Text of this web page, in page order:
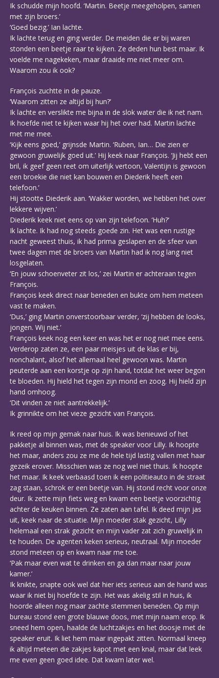
Ik schudde mijn hoofd. ‘Martin. Beetje meegeholpen, samen
met zijn broers.’
‘Goed bezig.’ Ian lachte.
Ik lachte terug en ging verder. De meiden die er bij waren
stonden een beetje raar te kijken. Ze deden hun best maar. Ik
voelde me nagekeken, maar draaide me niet meer om.
Waarom zou ik ook?
François zuchtte in de pauze.
‘Waarom zitten ze altijd bij hun?’
Ik lachte en verslikte me bijna in de slok water die ik net nam.
Ik hoefde niet te kijken waar hij het over had. Martin lachte
met me mee.
‘Kijk eens goed,’ grijnsde Martin. ‘Ruben, Ian… Die zien er
gewoon gruwelijk goed uit.’ Hij keek naar François. ‘Jij hebt een
bril, ik geef geen reet om uiterlijk vertoon, Valentijn is gewoon
een broekie die niet kan bouwen en Diederik heeft een
telefoon.’
Hij stootte Diederik aan. ‘Wakker worden, we hebben het over
lekkere wijven.’
Diederik keek niet eens op van zijn telefoon. ‘Huh?’
Ik lachte. Ik had nog steeds goede zin. Het was een rustige
nacht geweest thuis, ik had prima geslapen en de sfeer van
twee dagen met de broers van Martin had ik nog lang niet
losgelaten.
‘En jouw schoenveter zit los,’ zei Martin er achteraan tegen
François.
François keek direct naar beneden en bukte om hem meteen
vast te maken.
‘Dus,’ ging Martin onverstoorbaar verder, ‘zij hebben de looks,
jongen. Wij niet.’
François keek nog een keer en was het er nog niet mee eens.
Verderop zaten ze, een paar meisjes uit de klas er bij,
nonchalant, alsof het allemaal heel gewoon was. Martin
peuterde aan een korstje op zijn hand, totdat het weer begon
te bloeden. Hij hield het tegen zijn mond en zoog. Hij hield zijn
hand omhoog.
‘Dit vinden ze niet aantrekkelijk.’
Ik grinnikte om het vieze gezicht van François.
Ik reed op mijn gemak naar huis. Ik was benieuwd of het
pakketje al binnen was, met de speaker voor Lilly. Ik hoopte
het maar, anders zou ze me de hele tijd lastig vallen met haar
gezeik erover. Misschien was ze nog wel niet thuis. Ik hoopte
het maar. Ik keek verbaasd toen ik een politieauto in de straat
zag staan, schrok er een beetje van. Hij stond recht voor onze
deur. Ik zette mijn fiets weg en kwam een beetje voorzichtig
achter de keuken binnen. Ze zaten aan tafel. Ik deed mijn jas
uit, keek naar de situatie. Mijn moeder stak gezicht, Lilly
helemaal een strak gezicht en mijn vader zat zich gruwelijk in
te houden. De agenten keken serieus, neutraal. Mijn moeder
stond meteen op en kwam naar me toe.
‘Pak maar even wat te drinken en ga dan maar naar jouw
kamer.’
Ik knikte, snapte ook wel dat hier iets serieus aan de hand was
waar ik niet bij hoefde te zijn. Het was akelig stil in huis, ik
hoorde alleen nog maar zachte stemmen beneden. Op mijn
bureau stond een grote blauwe doos, met mijn naam erop. Ik
sneed hem open, haalde de luchtzakjes en het doosje met de
speaker eruit. Ik liet hem maar ingepakt zitten. Normaal kneep
ik altijd meteen die zakjes kapot met een knal, maar dat leek
me even geen goed idee. Dat kwam later wel.